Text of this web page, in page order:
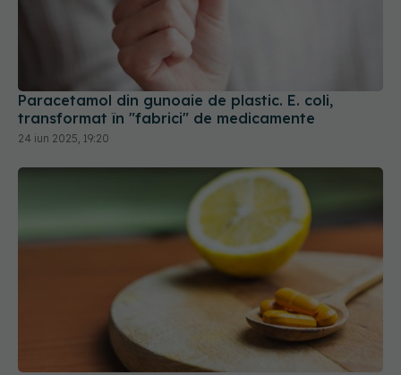
Paracetamol din gunoaie de plastic. E. coli,
transformat în "fabrici" de medicamente
24 iun 2025, 19:20
Două mituri despre vitamina C, demontate. Tot ce